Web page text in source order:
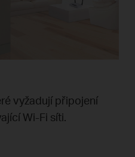
vyžadují připojení
Wi-Fi síti.